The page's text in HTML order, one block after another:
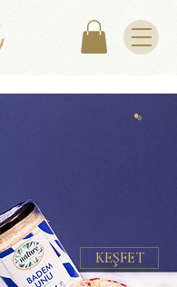
.
KEŞFET